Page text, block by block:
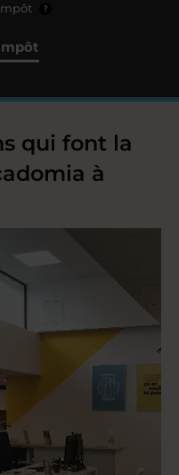
?
qui font la
à